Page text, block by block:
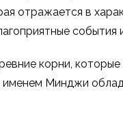
отражается в
события
корни, которые
Минджи